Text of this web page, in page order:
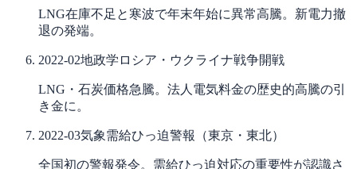
LNG在庫不足と寒波で年末年始に異常高騰。新電力撤
退の発端。
2022-02地政学 ロシア・ウクライナ戦争開戦
LNG・石炭価格急騰。法人電気料金の歴史的高騰の引
き金に。
2022-03気象需給ひっ迫警報（東京・東北）
全国初の警報発令。需給ひっ迫対応の重要性が認識さ